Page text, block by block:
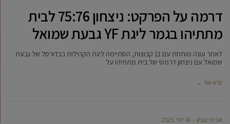
דרמה על הפרקט: ניצחון 75:76 לבית
מתתיהו בגמר ליגת YF גבעת שמואל
לאחר עונה מותחת עם 11 קבוצות, הסתיימה ליגת הקהילות בכדורסל של גבעת
שמואל עם ניצחון דרמטי של בית מתתיהו על
קרא עוד ←
אביחי טבק 16 יולי, 2025